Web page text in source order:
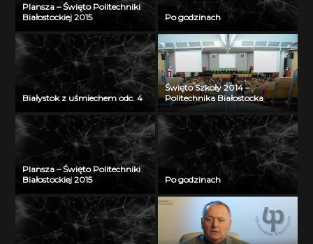
Plansza – Święto Politechniki
Białostockiej 2015
Po godzinach
Białystok z uśmiechem odc. 4
Święto Szkoły 2014 –
Politechnika Białostocka
Plansza – Święto Politechniki
Białostockiej 2015
Po godzinach